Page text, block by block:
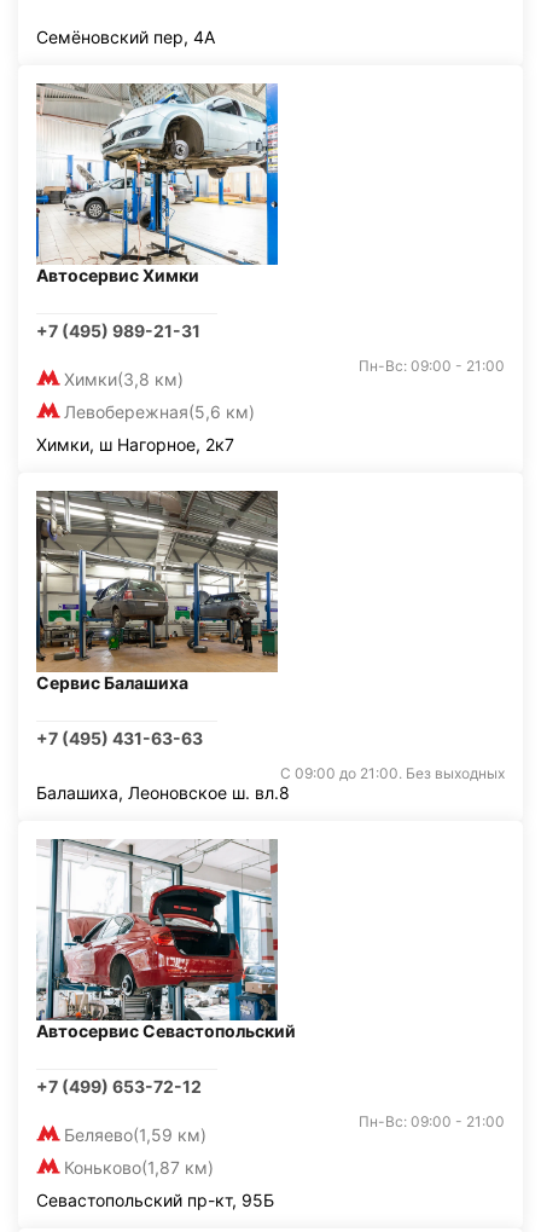
Семёновский пер, 4А
Автосервис Химки
+7 (495) 989-21-31
Химки(3,8 км)
Левобережная(5,6 км)
Пн-Вс: 09:00 - 21:00
Химки, ш Нагорное, 2к7
Сервис Балашиха
+7 (495) 431-63-63
С 09:00 до 21:00. Без выходных
Балашиха, Леоновское ш. вл.8
Автосервис Севастопольский
+7 (499) 653-72-12
Беляево(1,59 км)
Коньково(1,87 км)
Пн-Вс: 09:00 - 21:00
Севастопольский пр-кт, 95Б